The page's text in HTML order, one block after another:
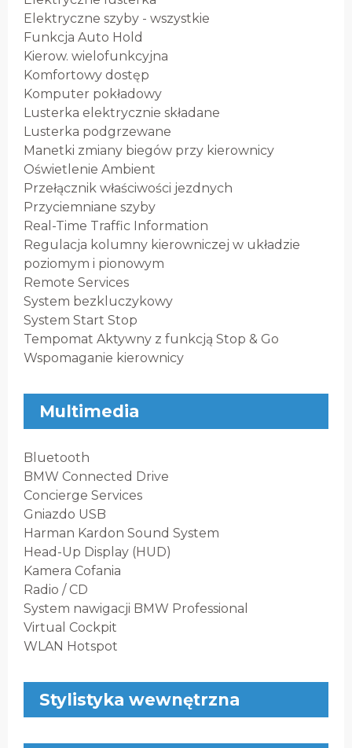
Elektryczne szyby - wszystkie
Funkcja Auto Hold
Kierow. wielofunkcyjna
Komfortowy dostęp
Komputer pokładowy
Lusterka elektrycznie składane
Lusterka podgrzewane
Manetki zmiany biegów przy kierownicy
Oświetlenie Ambient
Przełącznik właściwości jezdnych
Przyciemniane szyby
Real-Time Traffic Information
Regulacja kolumny kierowniczej w układzie
poziomym i pionowym
Remote Services
System bezkluczykowy
System Start Stop
Tempomat Aktywny z funkcją Stop & Go
Wspomaganie kierownicy
Multimedia
Bluetooth
BMW Connected Drive
Concierge Services
Gniazdo USB
Harman Kardon Sound System
Head-Up Display (HUD)
Kamera Cofania
Radio / CD
System nawigacji BMW Professional
Virtual Cockpit
WLAN Hotspot
Stylistyka wewnętrzna